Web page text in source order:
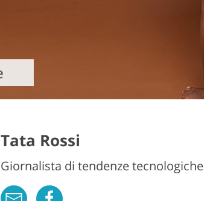
Tata Rossi
Giornalista di tendenze tecnologiche